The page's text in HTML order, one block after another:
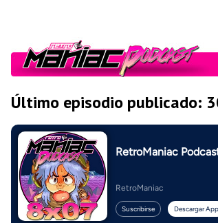
Último episodio publicado: